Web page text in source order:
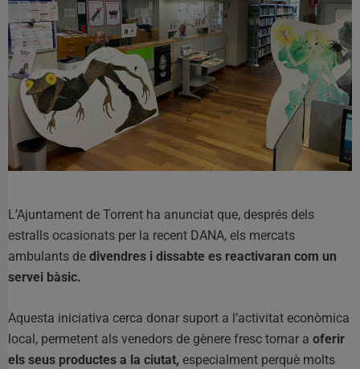
L’Ajuntament de Torrent ha anunciat que, després dels
estralls ocasionats per la recent DANA, els mercats
ambulants de divendres i dissabte es reactivaran com un
servei bàsic.
Aquesta iniciativa cerca donar suport a l’activitat econòmica
local, permetent als venedors de gènere fresc tornar a oferir
els seus productes a la ciutat, especialment perquè molts